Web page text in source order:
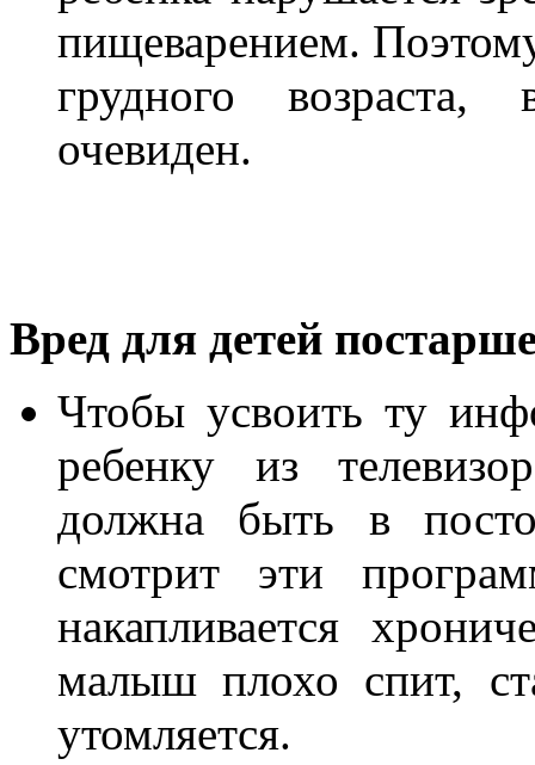
пищеварением.
грудного
очевиден.
Вред для детей
Чтобы усвоить ту
ребенку из
должна быть в
смотрит эти
накапливается
малыш плохо спит,
утомляется.